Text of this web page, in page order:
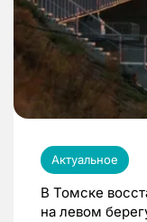
Актуальное
В Томске
на левом